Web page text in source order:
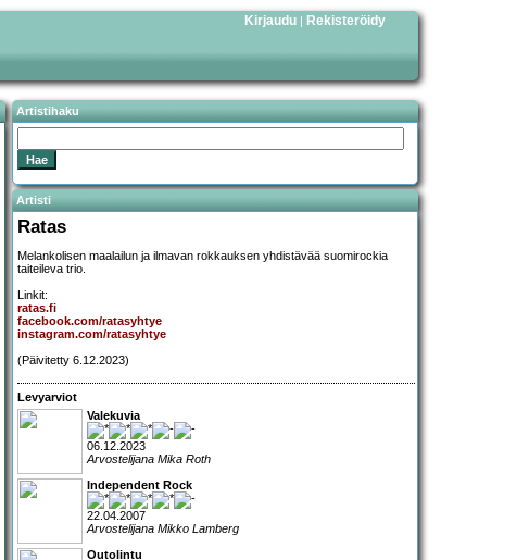
Kirjaudu | Rekisteröidy
Artistihaku
Artisti
Ratas
Melankolisen maalailun ja ilmavan rokkauksen yhdistävää suomirockia
taiteileva trio.
Linkit:
ratas.fi
facebook.com/ratasyhtye
instagram.com/ratasyhtye
(Päivitetty 6.12.2023)
Levyarviot
Valekuvia
06.12.2023
Arvostelijana Mika Roth
Independent Rock
22.04.2007
Arvostelijana Mikko Lamberg
Outolintu